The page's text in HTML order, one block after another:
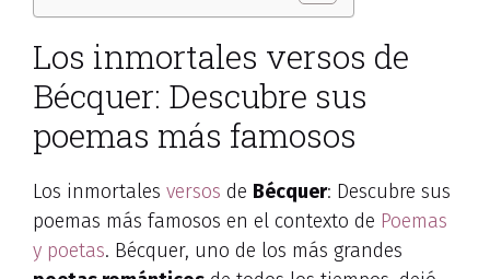
Los inmortales versos de
Bécquer: Descubre sus
poemas más famosos
Los inmortales versos de Bécquer: Descubre sus
poemas más famosos en el contexto de Poemas
y poetas. Bécquer, uno de los más grandes